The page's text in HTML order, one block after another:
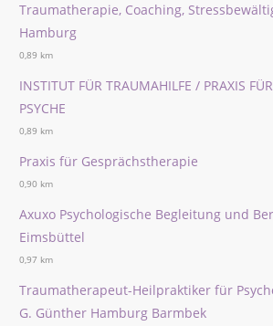
Traumatherapie, Coaching,
Hamburg
0,89 km
INSTITUT FÜR TRAUMAHILFE / PRAXIS
PSYCHE
0,89 km
Praxis für Gesprächstherapie
0,90 km
Axuxo Psychologische Begleitung und
Eimsbüttel
0,97 km
Traumatherapeut-Heilpraktiker für
G. Günther Hamburg Barmbek